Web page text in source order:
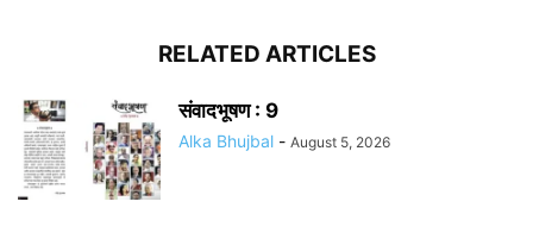
RELATED ARTICLES
संवादभूषण : 9
Alka Bhujbal - August 5, 2026